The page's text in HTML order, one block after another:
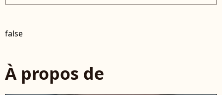
false
À propos de